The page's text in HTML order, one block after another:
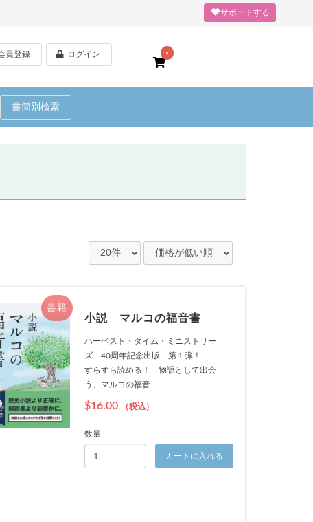
サポートする
0
員登録 ログイン
書簡別検索
書籍
小説 マルコの福音書
ハーベスト・タイム・ミニストリー
ズ 40周年記念出版 第１弾！
すらすら読める！ 物語として出会
う、マルコの福音
$16.00 （税込）
数量
カートに入れる